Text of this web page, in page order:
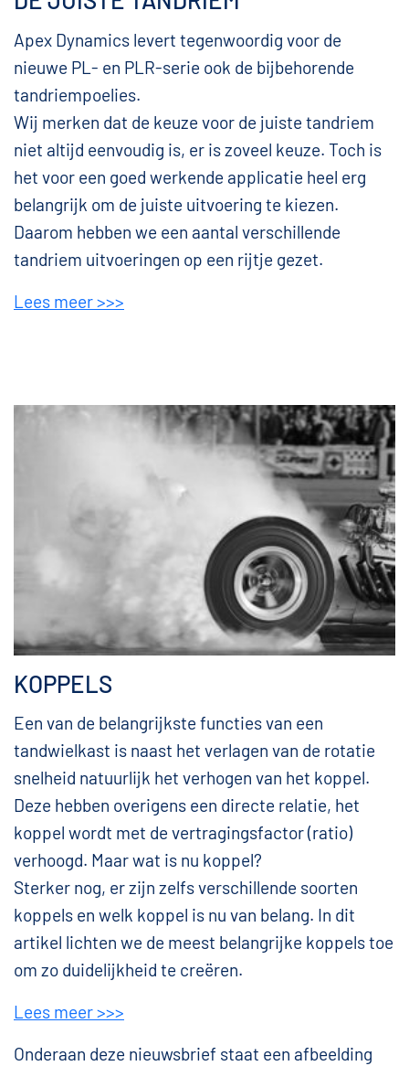
Apex Dynamics levert tegenwoordig voor de
nieuwe PL- en PLR-serie ook de bijbehorende
tandriempoelies.
Wij merken dat de keuze voor de juiste tandriem
niet altijd eenvoudig is, er is zoveel keuze. Toch is
het voor een goed werkende applicatie heel erg
belangrijk om de juiste uitvoering te kiezen.
Daarom hebben we een aantal verschillende
tandriem uitvoeringen op een rijtje gezet.
Lees meer >>>
KOPPELS
Een van de belangrijkste functies van een
tandwielkast is naast het verlagen van de rotatie
snelheid natuurlijk het verhogen van het koppel.
Deze hebben overigens een directe relatie, het
koppel wordt met de vertragingsfactor (ratio)
verhoogd. Maar wat is nu koppel?
Sterker nog, er zijn zelfs verschillende soorten
koppels en welk koppel is nu van belang. In dit
artikel lichten we de meest belangrijke koppels toe
om zo duidelijkheid te creëren.
Lees meer >>>
Onderaan deze nieuwsbrief staat een afbeelding